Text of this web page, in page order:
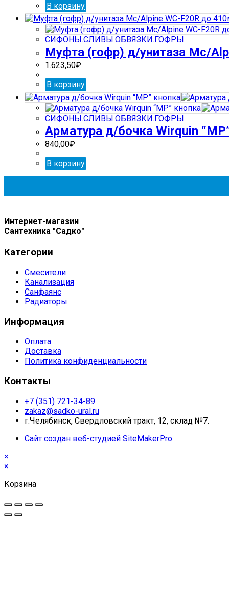
В корзину
СИФОНЫ.СЛИВЫ.ОБВЯЗКИ.ГОФРЫ
Муфта (гофр) д/унитаза Mc/
1.623,50₽
В корзину
СИФОНЫ.СЛИВЫ.ОБВЯЗКИ.ГОФРЫ
Арматура д/бочка Wirquin
840,00₽
В корзину
Интернет-магазин
Сантехника "Садко"
Категории
Смесители
Канализация
Санфаянс
Радиаторы
Информация
Оплата
Доставка
Политика конфиденциальности
Контакты
+7 (351) 721-34-89
zakaz@sadko-ural.ru
г.Челябинск, Свердловский тракт, 12, склад №7.
Сайт создан веб-студией SiteMakerPro
×
×
Корзина